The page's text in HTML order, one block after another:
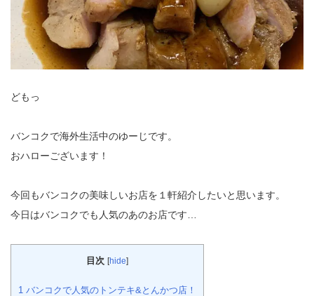
どもっ
バンコクで海外生活中のゆーじです。
おハローございます！
今回もバンコクの美味しいお店を１軒紹介したいと思います。
今日はバンコクでも人気のあのお店です…
目次 [hide]
1 バンコクで人気のトンテキ&とんかつ店！